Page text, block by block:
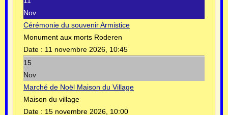
Nov
Cérémonie du souvenir Armistice
Monument aux morts Roderen
Date : 11 novembre 2026, 10:45
15
Nov
Marché de Noël Maison du Village
Maison du village
Date : 15 novembre 2026, 10:00